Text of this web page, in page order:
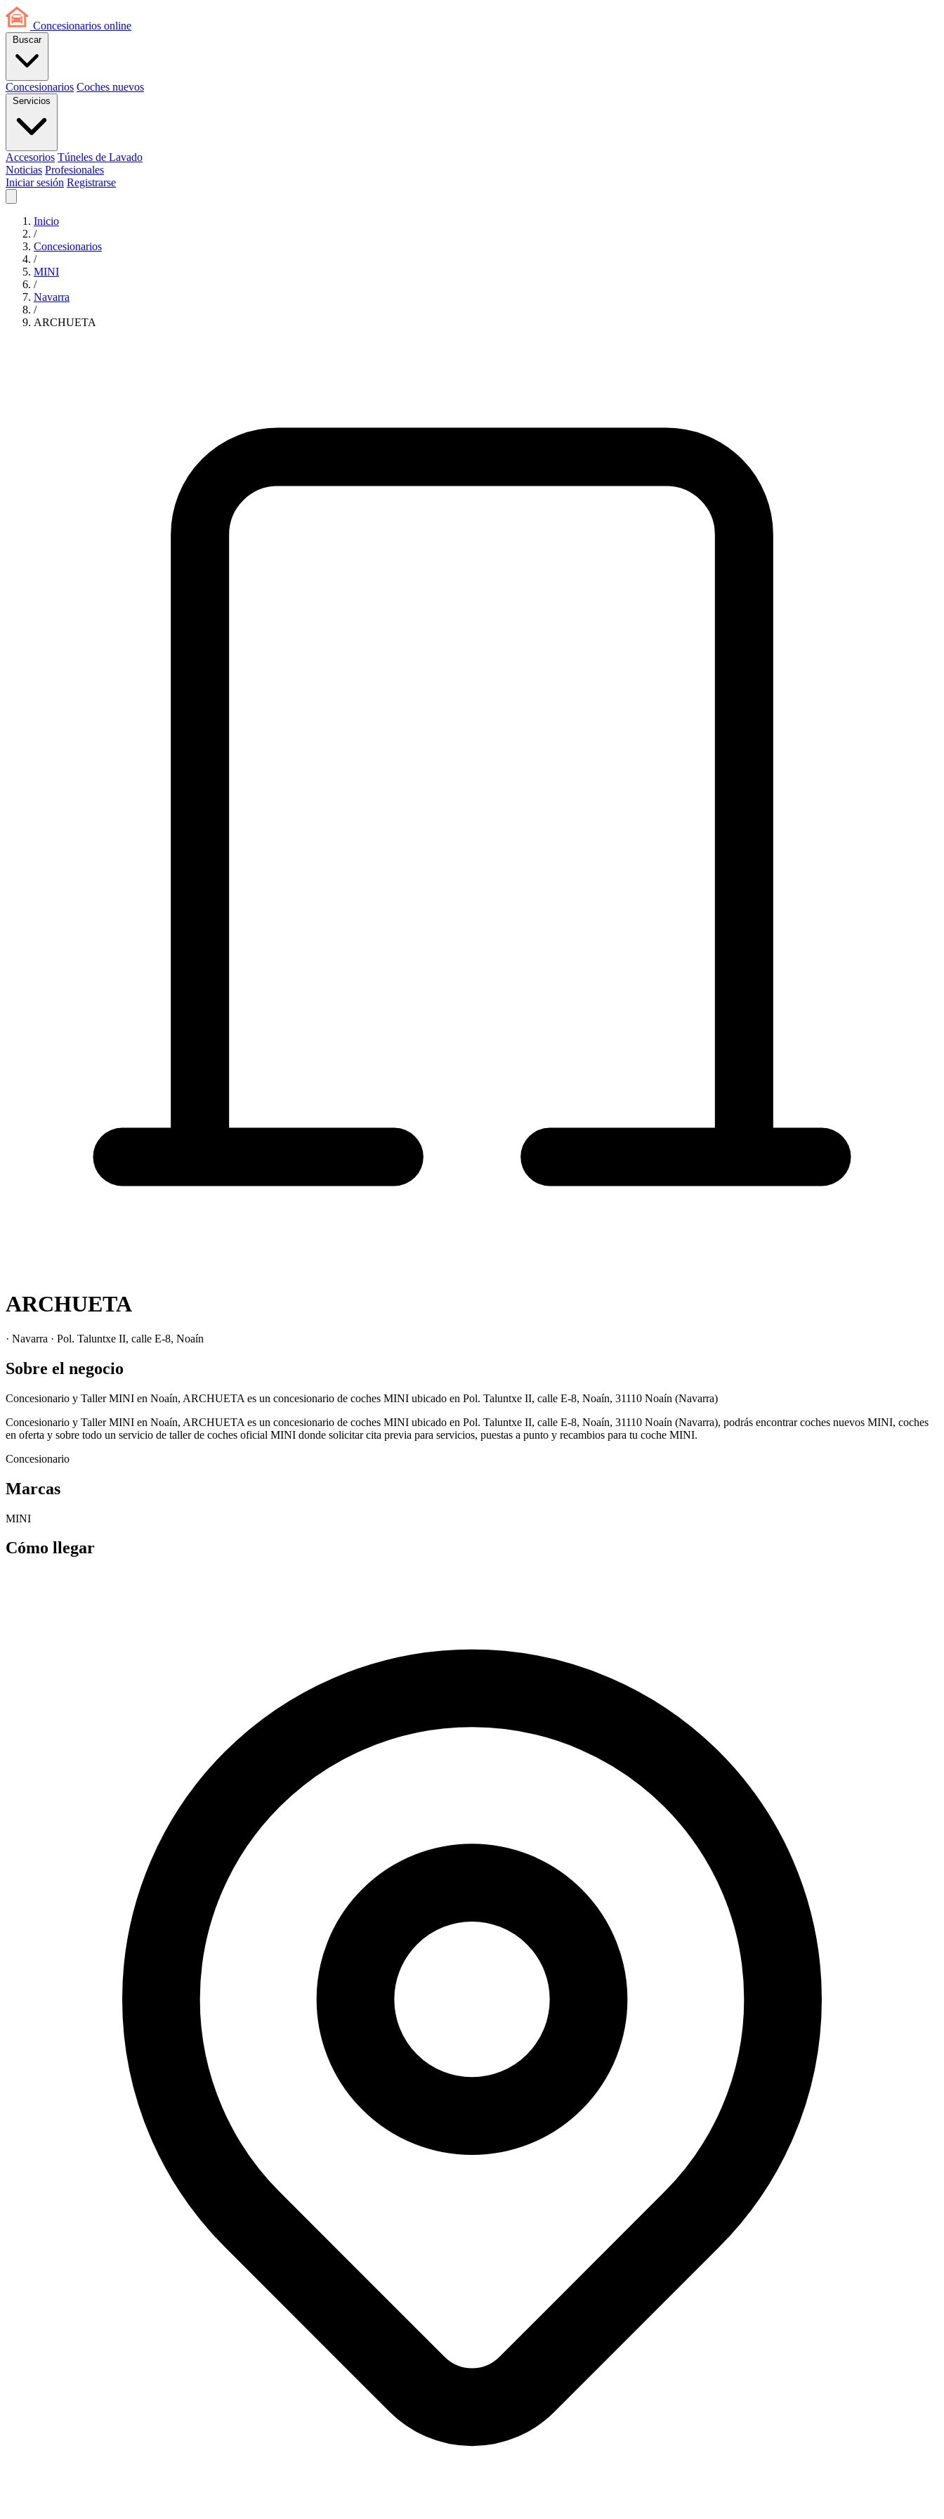
Concesionarios online
Buscar
Concesionarios Coches nuevos
Servicios
Accesorios Túneles de Lavado
Noticias Profesionales
Iniciar sesión Registrarse
Inicio
/
Concesionarios
/
MINI
/
Navarra
/
ARCHUETA
ARCHUETA
· Navarra · Pol. Taluntxe II, calle E-8, Noaín
Sobre el negocio
Concesionario y Taller MINI en Noaín, ARCHUETA es un concesionario de coches MINI ubicado en Pol. Taluntxe II, calle E-8, Noaín, 31110 Noaín (Navarra)
Concesionario y Taller MINI en Noaín, ARCHUETA es un concesionario de coches MINI ubicado en Pol. Taluntxe II, calle E-8, Noaín, 31110 Noaín (Navarra), podrás encontrar coches nuevos MINI, coches
en oferta y sobre todo un servicio de taller de coches oficial MINI donde solicitar cita previa para servicios, puestas a punto y recambios para tu coche MINI.
Concesionario
Marcas
MINI
Cómo llegar